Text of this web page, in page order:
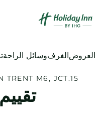
العروضالغرفوسائل الراحة
TRENT M6, JCT.15